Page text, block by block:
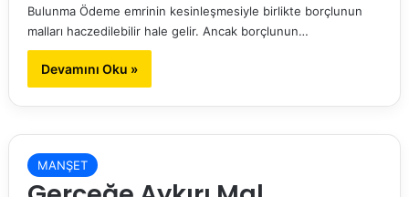
Bulunma Ödeme emrinin kesinleşmesiyle birlikte borçlunun
malları haczedilebilir hale gelir. Ancak borçlunun…
Devamını Oku »
MANŞET